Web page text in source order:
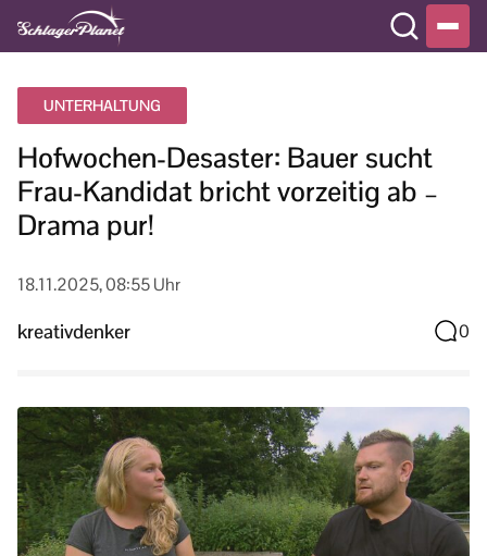
UNTERHALTUNG
Hofwochen-Desaster: Bauer sucht
Frau-Kandidat bricht vorzeitig ab –
Drama pur!
18.11.2025, 08:55 Uhr
kreativdenker 0